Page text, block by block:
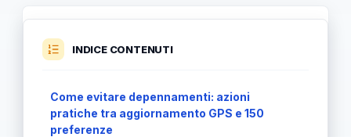
INDICE CONTENUTI
Come evitare depennamenti: azioni
pratiche tra aggiornamento GPS e 150
preferenze